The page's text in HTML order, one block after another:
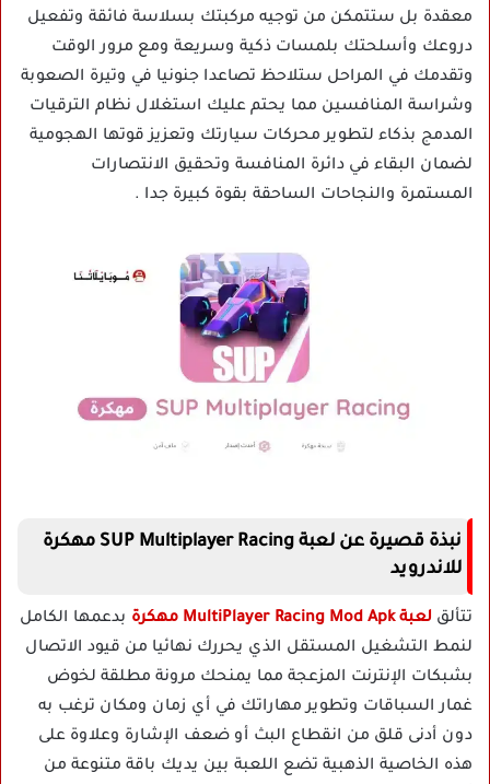
معقدة بل ستتمكن من توجيه مركبتك بسلاسة فائقة وتفعيل
دروعك وأسلحتك بلمسات ذكية وسريعة ومع مرور الوقت
وتقدمك في المراحل ستلاحظ تصاعدا جنونيا في وتيرة الصعوبة
وشراسة المنافسين مما يحتم عليك استغلال نظام الترقيات
المدمج بذكاء لتطوير محركات سيارتك وتعزيز قوتها الهجومية
لضمان البقاء في دائرة المنافسة وتحقيق الانتصارات
المستمرة والنجاحات الساحقة بقوة كبيرة جدا .
نبذة قصيرة عن لعبة SUP Multiplayer Racing مهكرة
للاندرويد
تتألق لعبة MultiPlayer Racing Mod Apk مهكرة
بدعمها الكامل
لنمط التشغيل المستقل الذي يحررك نهائيا من قيود الاتصال
بشبكات الإنترنت المزعجة مما يمنحك مرونة مطلقة لخوض
غمار السباقات وتطوير مهاراتك في أي زمان ومكان ترغب به
دون أدنى قلق من انقطاع البث أو ضعف الإشارة وعلاوة على
هذه الخاصية الذهبية تضع اللعبة بين يديك باقة متنوعة من